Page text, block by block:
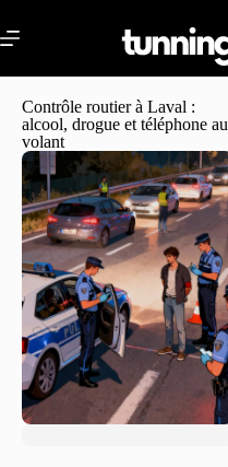
Contrôle routier à Laval :
alcool, drogue et téléphone au
volant